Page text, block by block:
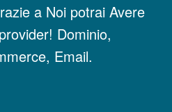
a Noi potrai Avere
Dominio,
Email.